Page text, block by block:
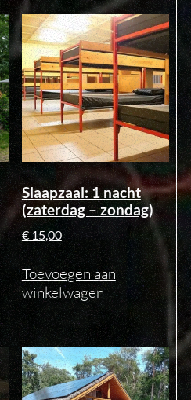
Slaapzaal: 1 nacht
(zaterdag – zondag)
€15,00
Toevoegen aan
winkelwagen